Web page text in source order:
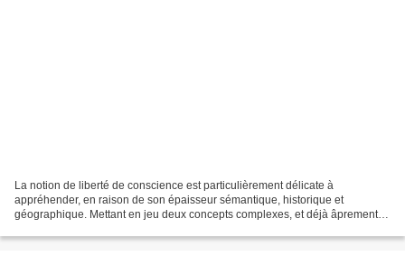
La notion de liberté de conscience est particulièrement délicate à
appréhender, en raison de son épaisseur sémantique, historique et
géographique. Mettant en jeu deux concepts complexes, et déjà âprement